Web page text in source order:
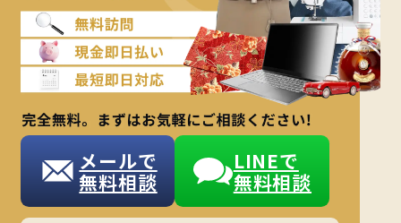
メールで
無料相談
LINEで
無料相談